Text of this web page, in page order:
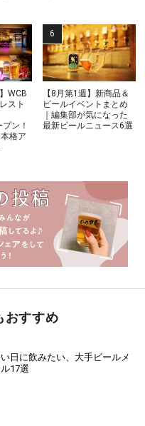
WCB
スト
ン！
格ア
【8月第1週】新商品＆
ビールイベントまとめ
｜編集部が気になった
最新ビールニュース6選
おすすめ
い日に飲みたい、大手ビールメ
17選